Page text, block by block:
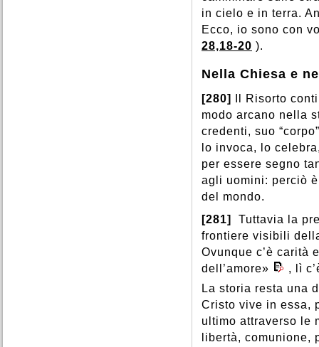
in cielo e in terra.
Ecco, io sono con
28,18-20 ).
Nella Chiesa e
[280]
Il Risorto
modo arcano nella
credenti, suo
lo invoca, lo
per essere segno
agli uomini: perciò
del mondo.
[281]
Tuttavia la
frontiere visibili
Ovunque c’è carità
dell’amore»
, lì
La storia resta una
Cristo vive in essa,
ultimo attraverso le
libertà, comunione,